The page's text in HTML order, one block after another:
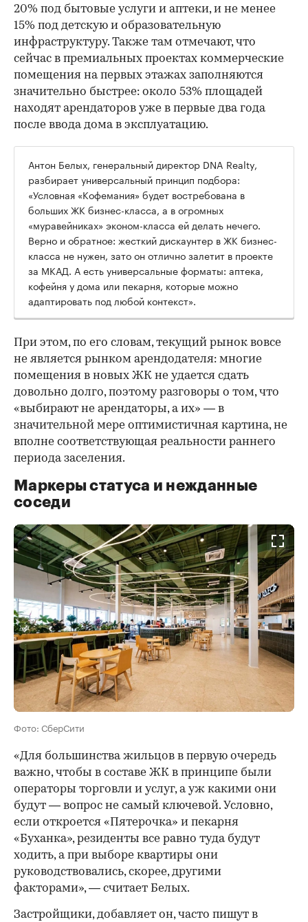
20% под бытовые услуги и аптеки, и не менее
15% под детскую и образовательную
инфраструктуру. Также там отмечают, что
сейчас в премиальных проектах коммерческие
помещения на первых этажах заполняются
значительно быстрее: около 53% площадей
находят арендаторов уже в первые два года
после ввода дома в эксплуатацию.
Антон Белых, генеральный директор DNA Realty,
разбирает универсальный принцип подбора:
«Условная «Кофемания» будет востребована в
больших ЖК бизнес-класса, а в огромных
«муравейниках» эконом-класса ей делать нечего.
Верно и обратное: жесткий дискаунтер в ЖК бизнес-
класса не нужен, зато он отлично залетит в проекте
за МКАД. А есть универсальные форматы: аптека,
кофейня у дома или пекарня, которые можно
адаптировать под любой контекст».
При этом, по его словам, текущий рынок вовсе
не является рынком арендодателя: многие
помещения в новых ЖК не удается сдать
довольно долго, поэтому разговоры о том, что
«выбирают не арендаторы, а их» — в
значительной мере оптимистичная картина, не
вполне соответствующая реальности раннего
периода заселения.
Маркеры статуса и нежданные
соседи
Фото: СберСити
«Для большинства жильцов в первую очередь
важно, чтобы в составе ЖК в принципе были
операторы торговли и услуг, а уж какими они
будут — вопрос не самый ключевой. Условно,
если откроется «Пятерочка» и пекарня
«Буханка», резиденты все равно туда будут
ходить, а при выборе квартиры они
руководствовались, скорее, другими
факторами», — считает Белых.
Застройщики, добавляет он, часто пишут в